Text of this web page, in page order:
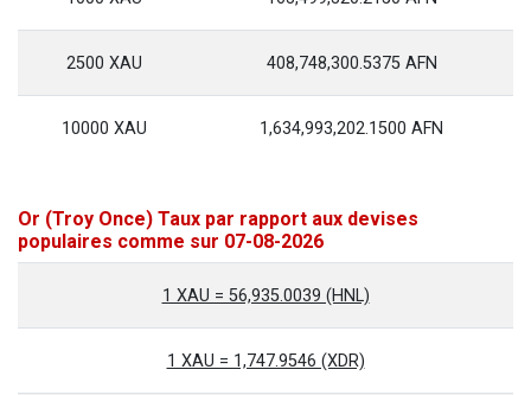
2500 XAU 408,748,300.5375 AFN
10000 XAU 1,634,993,202.1500 AFN
Or (Troy Once) Taux par rapport aux devises
populaires comme sur 07-08-2026
1 XAU = 56,935.0039 (HNL)
1 XAU = 1,747.9546 (XDR)